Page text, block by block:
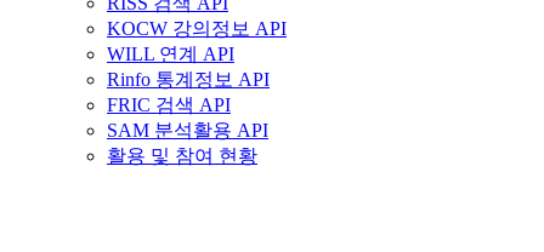
KOCW 강의정보 API
WILL 연계 API
Rinfo 통계정보 API
FRIC 검색 API
SAM 분석활용 API
활용 및 참여 현황